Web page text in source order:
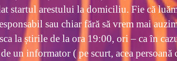
startul arestului la domiciliu. Fie că
sau chiar fără să vrem mai
la știrile de la ora 19:00, ori – ca în
un informator ( pe scurt, acea persoană